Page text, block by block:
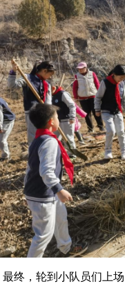
，轮到小队员们上场